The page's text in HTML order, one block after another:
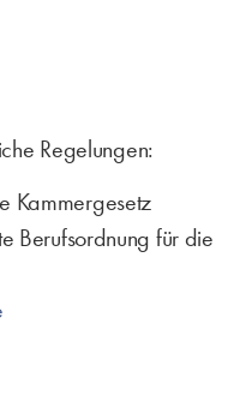
Regelungen:
Kammergesetz
Berufsordnung für die